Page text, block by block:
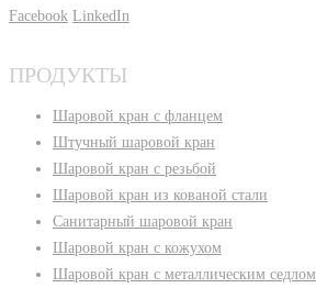
Facebook LinkedIn
ПРОДУКТЫ
Шаровой кран с фланцем
Штучный шаровой кран
Шаровой кран с резьбой
Шаровой кран из кованой стали
Санитарный шаровой кран
Шаровой кран с кожухом
Шаровой кран с металлическим седлом